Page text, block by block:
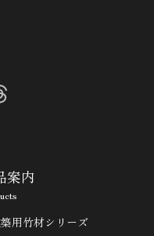
案内
用竹材シリーズ